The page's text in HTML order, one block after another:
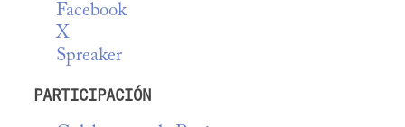
Facebook
X
Spreaker
PARTICIPACIÓN